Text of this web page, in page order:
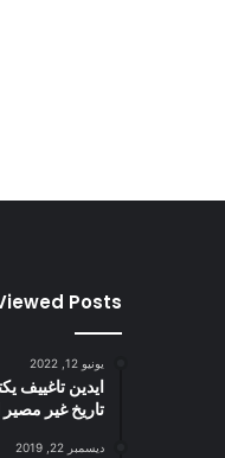
Posts
يونيو 12, 2022
ايدين تاغييف
تاريخ غير مصير
ديسمبر 22, 2019